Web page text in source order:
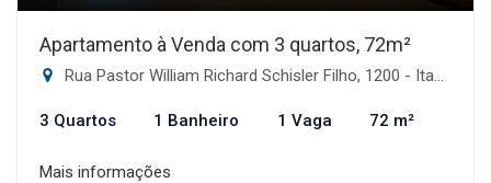
Apartamento à Venda com 3 quartos, 72m²
Rua Pastor William Richard Schisler Filho, 1200 - Itacorubi, Florianópolis-SC
3 Quartos 1 Banheiro 1 Vaga 72 m²
Mais informações